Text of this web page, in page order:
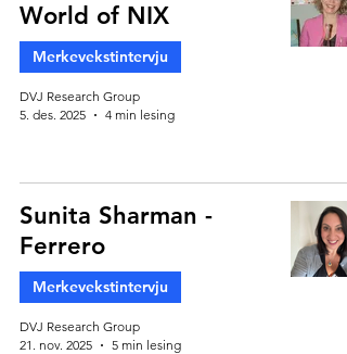
World of NIX
Merkevekstintervju
DVJ Research Group
5. des. 2025
4 min lesing
Sunita Sharman -
Ferrero
Merkevekstintervju
DVJ Research Group
21. nov. 2025
5 min lesing